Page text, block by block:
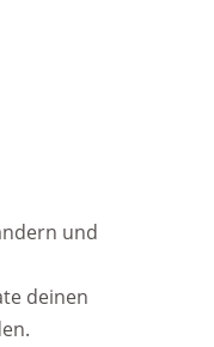
und
deinen